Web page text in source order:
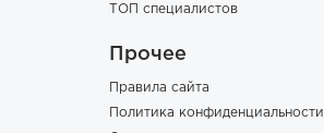
ТОП специалистов
Прочее
Правила сайта
Политика конфиденциальности